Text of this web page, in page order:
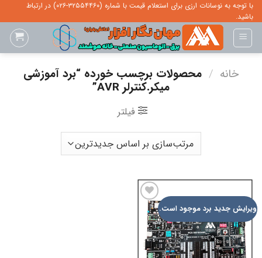
Skip
to
content
با توجه به نوسانات ارزی برای استعلام قیمت با شماره (۳۲۵۵۴۴۶۰-۰۲۶) در ارتباط
باشید.
خانه / محصولات برچسب خورده “برد آموزشی
میکر.کنترلر AVR”
فیلتر
ویرایش جدید برد موجود است. ADD TO
WISHLIST